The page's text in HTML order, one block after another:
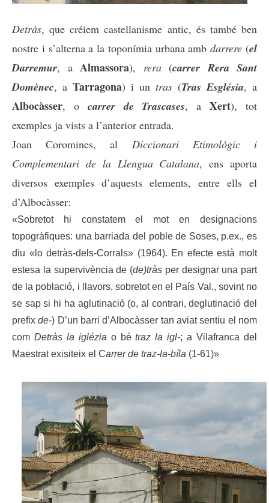
Detràs, que créiem castellanisme antic, és també ben
nostre i s’alterna a la toponímia urbana ambdarrere (el
Darremur, a Almassora), rera(carrer Rera Sant
Domènec, a Tarragona) i un tras (Tras Església, a
Albocàsser, o carrer de Trascases, aXert), tot
exemples ja vists a l’anterior entrada.
Joan Coromines, al Diccionari Etimològic i
Complementari de la Llengua Catalana, ens aporta
diversos exemples d’aquests elements, entre ells el
d’Albocàsser:
«Sobretot hi constatem el mot en designacions
topogràfiques: una barriada del poble de Soses, p.ex., es
diu «lo detràs-dels-Corrals» (1964). En efecte està molt
estesa la supervivència de (de)tràs per designar una part
de la població, i llavors, sobretot en el País Val., sovint no
se sap si hi ha aglutinació (o, al contrari, deglutinació del
prefixde-) D’un barri d’Albocàsser tan aviat sentiu el nom
com Detràs la iglézia o bétraz la igl-; a Vilafranca del
Maestrat exisiteix el Carrer de traz-la-bíla (1-61)»